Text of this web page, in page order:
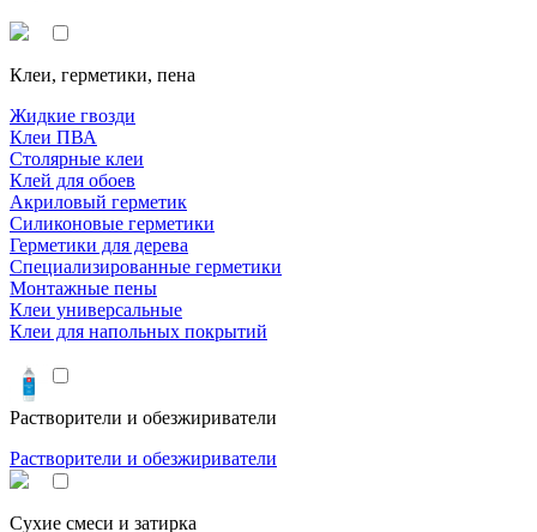
Клеи, герметики, пена
Жидкие гвозди
Клеи ПВА
Столярные клеи
Клей для обоев
Акриловый герметик
Силиконовые герметики
Герметики для дерева
Специализированные герметики
Монтажные пены
Клеи универсальные
Клеи для напольных покрытий
Растворители и обезжириватели
Растворители и обезжириватели
Сухие смеси и затирка